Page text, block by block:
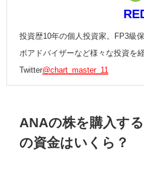
投資歴10年の個人投資家。FP3級
ボアドバイザーなど様々な投資を
Twitter@chart_master_11
ANAの株を購入す
の資金はいくら？